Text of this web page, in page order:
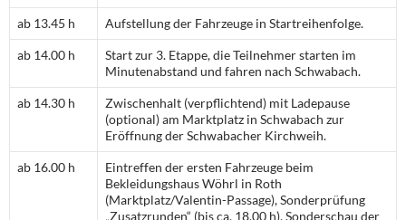
ab 13.45 h Aufstellung der Fahrzeuge in Startreihenfolge.
ab 14.00 h
Start zur 3. Etappe, die Teilnehmer starten im
Minutenabstand und fahren nach Schwabach.
ab 14.30 h
Zwischenhalt (verpflichtend) mit Ladepause
(optional) am Marktplatz in Schwabach zur
Eröffnung der Schwabacher Kirchweih.
ab 16.00 h
Eintreffen der ersten Fahrzeuge beim
Bekleidungshaus Wöhrl in Roth
(Marktplatz/Valentin-Passage), Sonderprüfung
„Zusatzrunden“ (bis ca. 18.00 h), Sonderschau der